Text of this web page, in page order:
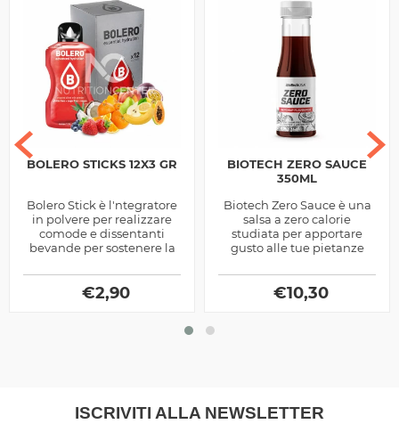
BOLERO STICKS 12X3 GR
Bolero Stick è l'ntegratore
in polvere per realizzare
comode e dissentanti
bevande per sostenere la
recupero. Zero contenuto
calorico
€2,90
BIOTECH ZERO SAUCE
350ML
Biotech Zero Sauce è una
salsa a zero calorie
studiata per apportare
gusto alle tue pietanze
fino ad arrivare a fantastici
panini
€10,30
ISCRIVITI ALLA NEWSLETTER